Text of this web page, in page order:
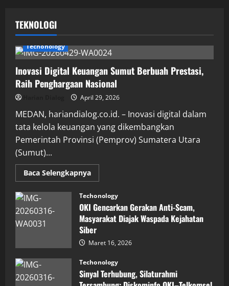
TEKNOLOGI
Techonology
Inovasi Digital Keuangan Sumut Berbuah Prestasi,
Raih Penghargaan Nasional
April 29, 2026
MEDAN, hariandialog.co.id. – Inovasi digital dalam
tata kelola keuangan yang dikembangkan
Pemerintah Provinsi (Pemprov) Sumatera Utara
(Sumut)...
Baca SelengkapnyaRead
more
Inovasi
Digital
Keuangan
Sumut
Berbuah
Prestasi,
Raih
Penghargaan
Techonology
OKI Gencarkan Gerakan Anti-Scam,
Masyarakat Diajak Waspada Kejahatan
Siber
Maret 16, 2026
Techonology
Sinyal Terhubung, Silaturahmi